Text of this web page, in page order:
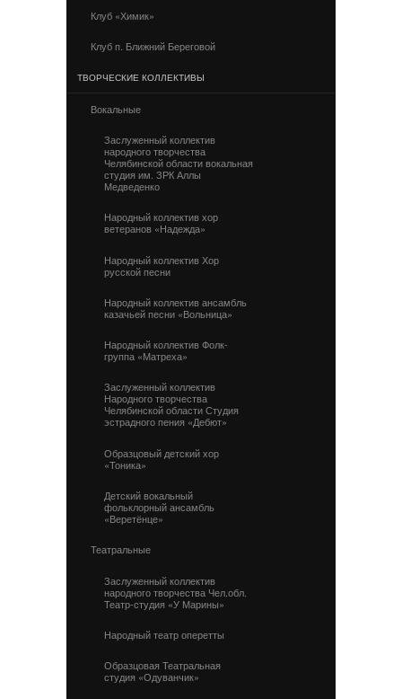
Клуб «Химик»
Клуб п. Ближний Береговой
ТВОРЧЕСКИЕ КОЛЛЕКТИВЫ
Вокальные
Заслуженный коллектив
народного творчества
Челябинской области вокальная
студия им. ЗРК Аллы
Медведенко
Народный коллектив хор
ветеранов «Надежда»
Народный коллектив Хор
русской песни
Народный коллектив ансамбль
казачьей песни «Вольница»
Народный коллектив Фолк-
группа «Матреха»
Заслуженный коллектив
Народного творчества
Челябинской области Студия
эстрадного пения «Дебют»
Образцовый детский хор
«Тоника»
Детский вокальный
фольклорный ансамбль
«Веретёнце»
Театральные
Заслуженный коллектив
народного творчества Чел.обл.
Театр-студия «У Марины»
Народный театр оперетты
Образцовая Театральная
студия «Одуванчик»